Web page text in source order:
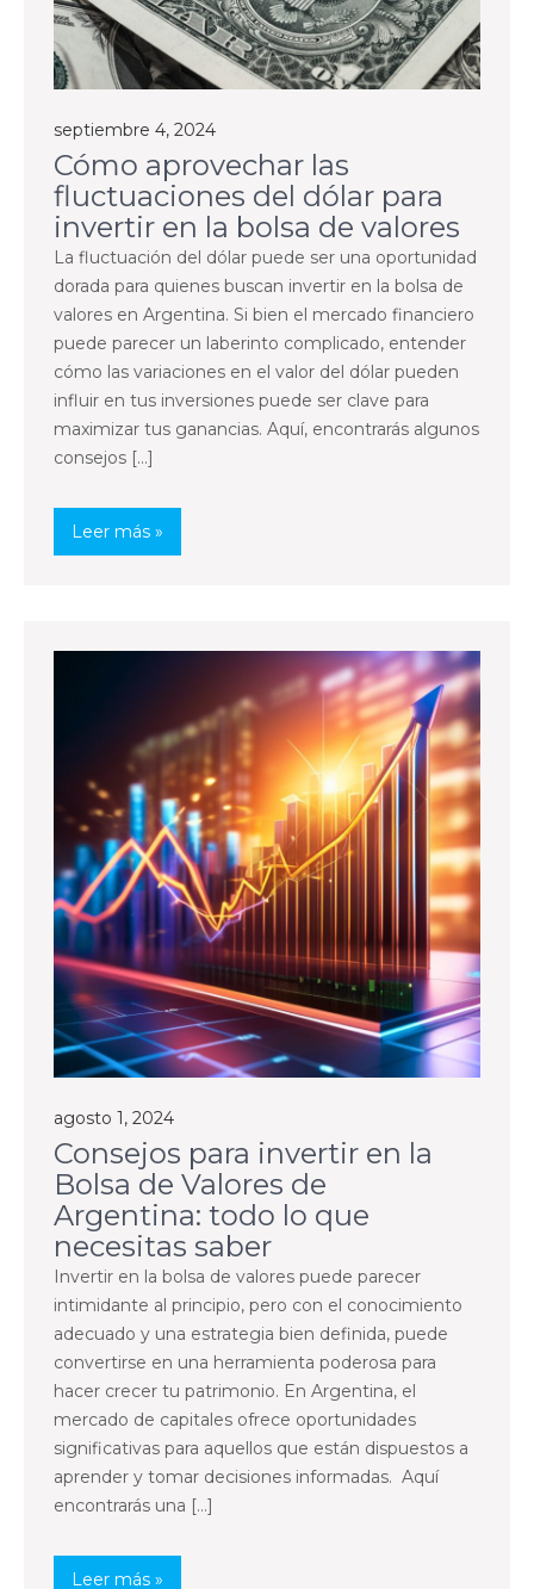
septiembre 4, 2024
Cómo aprovechar las
fluctuaciones del dólar para
invertir en la bolsa de valores
La fluctuación del dólar puede ser una oportunidad
dorada para quienes buscan invertir en la bolsa de
valores en Argentina. Si bien el mercado financiero
puede parecer un laberinto complicado, entender
cómo las variaciones en el valor del dólar pueden
influir en tus inversiones puede ser clave para
maximizar tus ganancias. Aquí, encontrarás algunos
consejos […]
Leer más »
agosto 1, 2024
Consejos para invertir en la
Bolsa de Valores de
Argentina: todo lo que
necesitas saber
Invertir en la bolsa de valores puede parecer
intimidante al principio, pero con el conocimiento
adecuado y una estrategia bien definida, puede
convertirse en una herramienta poderosa para
hacer crecer tu patrimonio. En Argentina, el
mercado de capitales ofrece oportunidades
significativas para aquellos que están dispuestos a
aprender y tomar decisiones informadas. Aquí
encontrarás una […]
Leer más »